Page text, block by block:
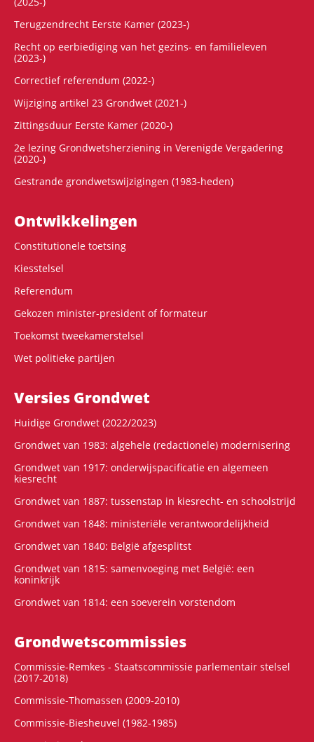
Terugzendrecht Eerste Kamer (2023-)
Recht op eerbiediging van het gezins- en familieleven
(2023-)
Correctief referendum (2022-)
Wijziging artikel 23 Grondwet (2021-)
Zittingsduur Eerste Kamer (2020-)
2e lezing Grondwetsherziening in Verenigde Vergadering
(2020-)
Gestrande grondwetswijzigingen (1983-heden)
Ontwikke­lingen
Constitutionele toetsing
Kiesstelsel
Referendum
Gekozen minister-president of formateur
Toekomst tweekamerstelsel
Wet politieke partijen
Versies Grondwet
Huidige Grondwet (2022/2023)
Grondwet van 1983: algehele (redactionele) modernisering
Grondwet van 1917: onderwijspacificatie en algemeen
kiesrecht
Grondwet van 1887: tussenstap in kiesrecht- en schoolstrijd
Grondwet van 1848: ministeriële verantwoordelijkheid
Grondwet van 1840: België afgesplitst
Grondwet van 1815: samenvoeging met België: een
koninkrijk
Grondwet van 1814: een soeverein vorstendom
Grondwets­commissies
Commissie-Remkes - Staatscommissie parlementair stelsel
(2017-2018)
Commissie-Thomassen (2009-2010)
Commissie-Biesheuvel (1982-1985)